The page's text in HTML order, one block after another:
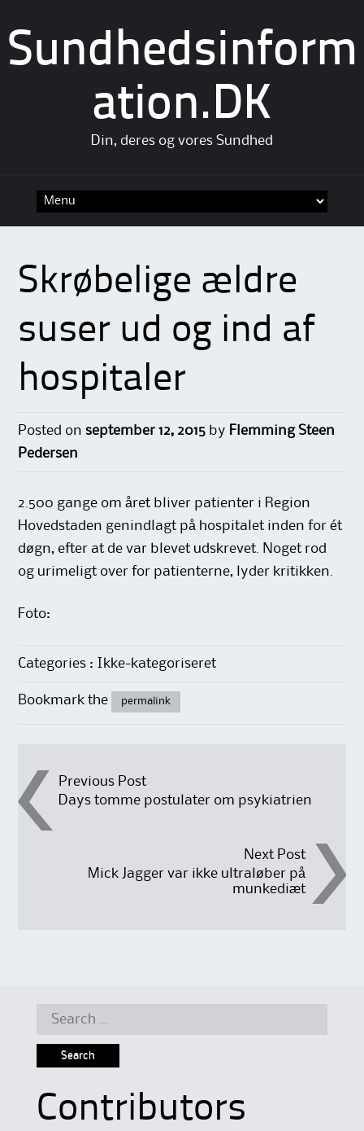
Sundhedsinform
ation.DK
Din, deres og vores Sundhed
Skrøbelige ældre
suser ud og ind af
hospitaler
Posted onseptember 12, 2015 by Flemming Steen
Pedersen
2.500 gange om året bliver patienter i Region
Hovedstaden genindlagt på hospitalet inden for ét
døgn, efter at de var blevet udskrevet. Noget rod
og urimeligt over for patienterne, lyder kritikken.
Foto:
Categories : Ikke-kategoriseret
Bookmark the permalink
Post
navigation
Previous Post
Days tomme postulater om psykiatrien
Next Post
Mick Jagger var ikke ultraløber på
munkediæt
Search
Contributors